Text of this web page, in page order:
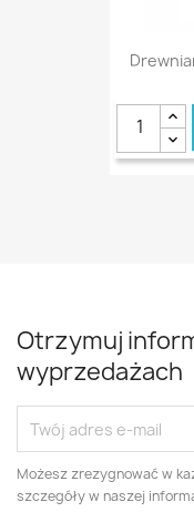
Otrzymuj
wyprzedażach
Możesz zrezygnować w
szczegóły w naszej